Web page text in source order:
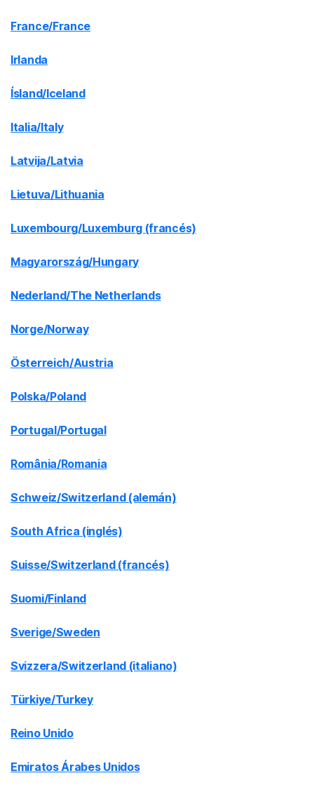
France/France
Irlanda
Ísland/Iceland
Italia/Italy
Latvija/Latvia
Lietuva/Lithuania
Luxembourg/Luxemburg (francés)
Magyarország/Hungary
Nederland/The Netherlands
Norge/Norway
Österreich/Austria
Polska/Poland
Portugal/Portugal
România/Romania
Schweiz/Switzerland (alemán)
South Africa (inglés)
Suisse/Switzerland (francés)
Suomi/Finland
Sverige/Sweden
Svizzera/Switzerland (italiano)
Türkiye/Turkey
Reino Unido
Emiratos Árabes Unidos